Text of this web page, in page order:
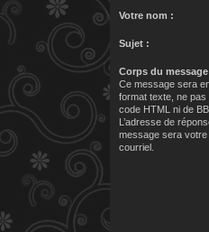
Votre nom :
Sujet :
Corps du
Ce message sera
format texte, ne pas
code HTML ni de
L’adresse de
message sera
courriel.